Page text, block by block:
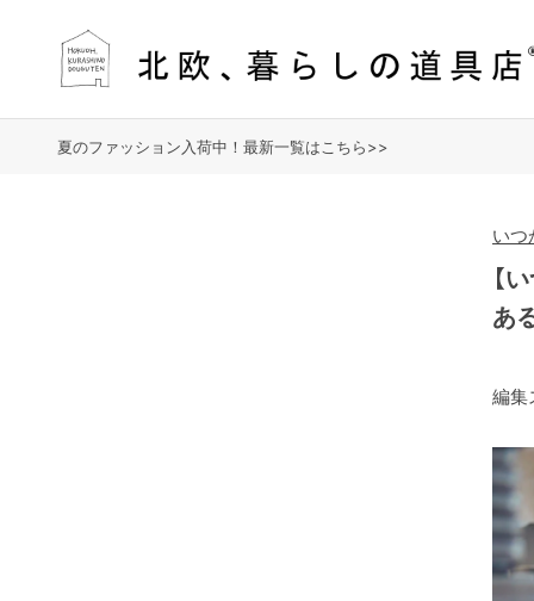
夏のファッション入荷中！最新一覧はこちら>>
いつ
【
あ
編